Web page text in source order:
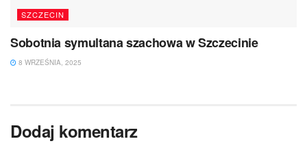
SZCZECIN
Sobotnia symultana szachowa w Szczecinie
8 WRZEŚNIA, 2025
Dodaj komentarz